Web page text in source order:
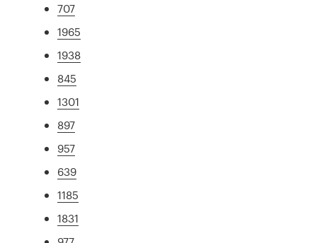
707
1965
1938
845
1301
897
957
639
1185
1831